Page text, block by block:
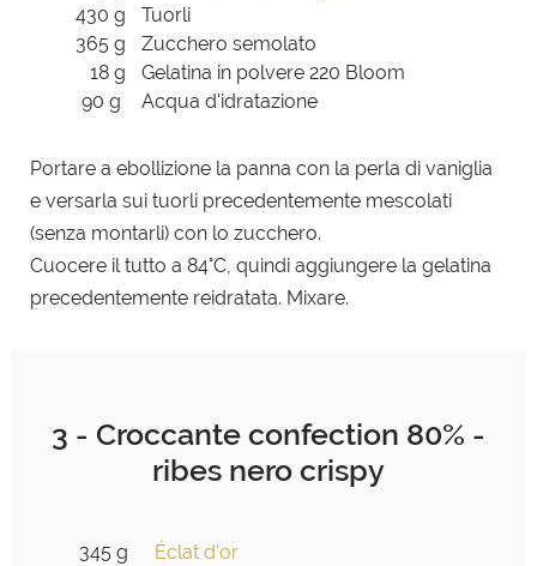
430 g
Tuorli
365 g
Zucchero semolato
18 g
Gelatina in polvere 220 Bloom
90 g
Acqua d'idratazione
Portare a ebollizione la panna con la perla di vaniglia
e versarla sui tuorli precedentemente mescolati
(senza montarli) con lo zucchero.
Cuocere il tutto a 84°C, quindi aggiungere la gelatina
precedentemente reidratata. Mixare.
3 - Croccante confection 80% -
ribes nero crispy
345 g
Éclat d'or